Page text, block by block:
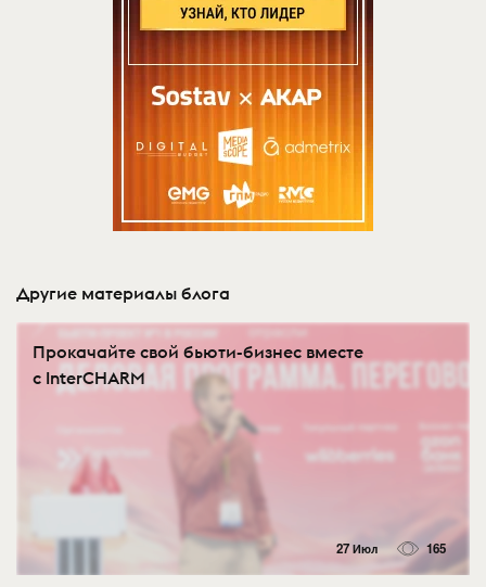
Другие материалы блога
Прокачайте свой бьюти-бизнес вместе
с InterCHARM
27 Июл 165